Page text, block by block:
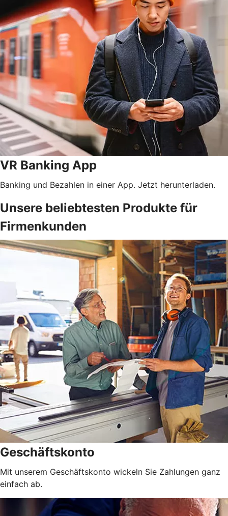
VR Banking App
Banking und Bezahlen in einer App. Jetzt herunterladen.
Unsere beliebtesten Produkte für
Firmenkunden
Geschäftskonto
Mit unserem Geschäftskonto wickeln Sie Zahlungen ganz
einfach ab.